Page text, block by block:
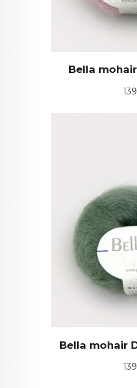
Bella
Bella mohair